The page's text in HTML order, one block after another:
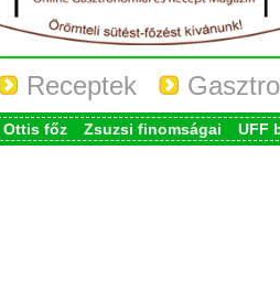
Receptek
Ottis főz Zsuzsi finomságai UFF